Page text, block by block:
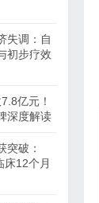
失调：自
初步疗效
亿元！
深度解读
突破：
床12个月